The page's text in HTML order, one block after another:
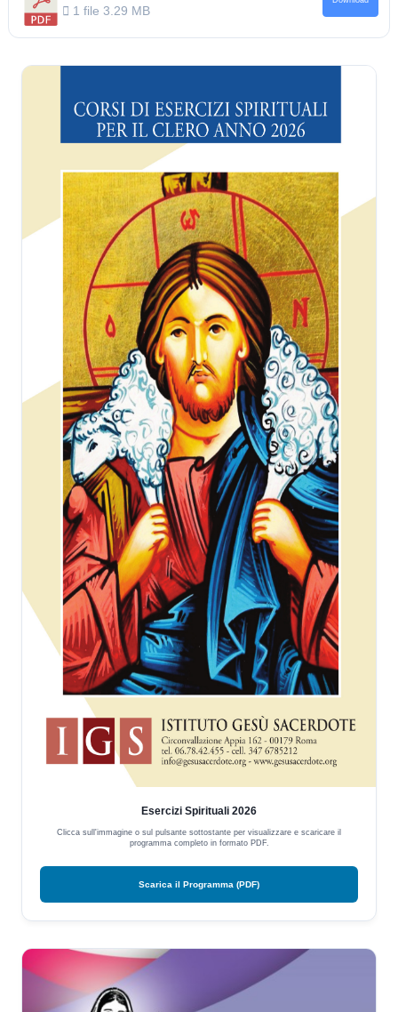
1 file3.29 MB
Esercizi Spirituali 2026
Clicca sull'immagine o sul pulsante sottostante per visualizzare e scaricare il
programma completo in formato PDF.
Scarica il Programma (PDF)